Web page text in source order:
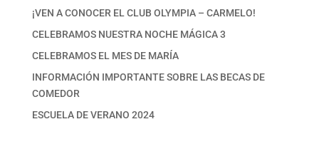
¡VEN A CONOCER EL CLUB OLYMPIA – CARMELO!
CELEBRAMOS NUESTRA NOCHE MÁGICA 3
CELEBRAMOS EL MES DE MARÍA
INFORMACIÓN IMPORTANTE SOBRE LAS BECAS DE
COMEDOR
ESCUELA DE VERANO 2024